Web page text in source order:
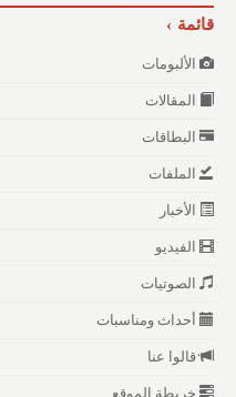
مقالات إقتصادية
قائمة
الألبومات
المقالات
البطاقات
الملفات
الأخبار
الفيديو
الصوتيات
أحداث ومناسبات
قالوا عنا
خريطة الموقع